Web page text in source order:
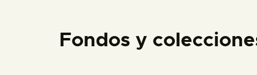
Fondos y